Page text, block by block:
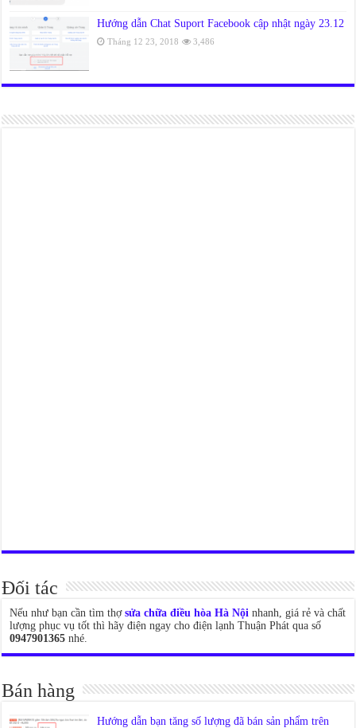
Hướng dẫn Chat Suport Facebook cập nhật ngày 23.12
Tháng 12 23, 2018 3,486
Đối tác
Nếu như bạn cần tìm thợsửa chữa điều hòa Hà Nội nhanh, giá rẻ và chất
lượng phục vụ tốt thì hãy điện ngay cho điện lạnh Thuận Phát qua số
0947901365 nhé.
Bán hàng
Hướng dẫn bạn tăng số lượng đã bán sản phẩm trên